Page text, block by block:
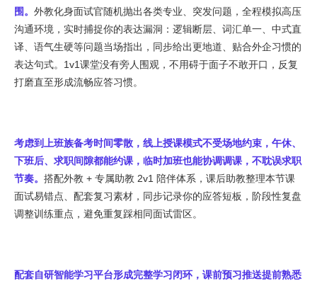
围。 外教化身面试官随机抛出各类专业、突发问题，全程模拟高压
沟通环境，实时捕捉你的表达漏洞：逻辑断层、词汇单一、中式直
译、语气生硬等问题当场指出，同步给出更地道、贴合外企习惯的
表达句式。1v1课堂没有旁人围观，不用碍于面子不敢开口，反复
打磨直至形成流畅应答习惯。
考虑到上班族备考时间零散，线上授课模式不受场地约束，午休、
下班后、求职间隙都能约课，临时加班也能协调调课，不耽误求职
节奏。 搭配外教 + 专属助教 2v1 陪伴体系，课后助教整理本节课
面试易错点、配套复习素材，同步记录你的应答短板，阶段性复盘
调整训练重点，避免重复踩相同面试雷区。
配套自研智能学习平台形成完整学习闭环，课前预习推送提前熟悉